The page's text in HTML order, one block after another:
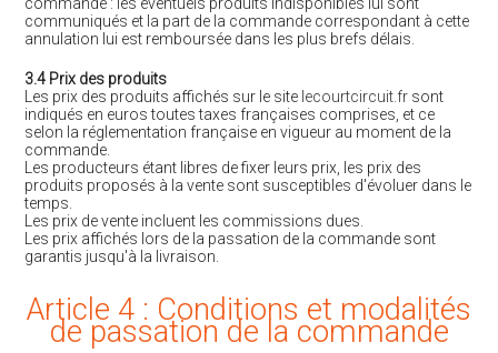
communiqués et la part de la commande correspondant à cette
annulation lui est remboursée dans les plus brefs délais.
3.4 Prix des produits
Les prix des produits affichés sur le site lecourtcircuit.fr sont
indiqués en euros toutes taxes françaises comprises, et ce
selon la réglementation française en vigueur au moment de la
commande.
Les producteurs étant libres de fixer leurs prix, les prix des
produits proposés à la vente sont susceptibles d'évoluer dans le
temps.
Les prix de vente incluent les commissions dues.
Les prix affichés lors de la passation de la commande sont
garantis jusqu'à la livraison.
Article 4 : Conditions et modalités
de passation de la commande